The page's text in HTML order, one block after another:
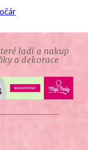
ladí a nakup
a dekorace